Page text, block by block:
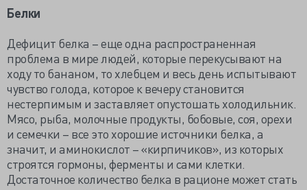
Белки
Дефицит белка – еще одна распространенная
проблема в мире людей, которые перекусывают на
ходу то бананом, то хлебцем и весь день испытывают
чувство голода, которое к вечеру становится
нестерпимым и заставляет опустошать холодильник.
Мясо, рыба, молочные продукты, бобовые, соя, орехи
и семечки – все это хорошие источники белка, а
значит, и аминокислот – «кирпичиков», из которых
строятся гормоны, ферменты и сами клетки.
Достаточное количество белка в рационе может стать